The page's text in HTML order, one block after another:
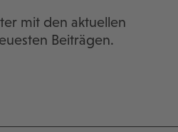
mit den aktuellen
Beiträgen.